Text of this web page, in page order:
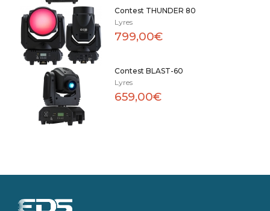
Contest THUNDER 80
Lyres
799,00€
Contest BLAST-60
Lyres
659,00€